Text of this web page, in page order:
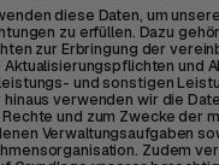
diese Daten, um
zu erfüllen. Dazu
zur Erbringung der
und
und sonstigen
verwenden wir die
und zum Zwecke der
Verwaltungsaufgaben
Zudem